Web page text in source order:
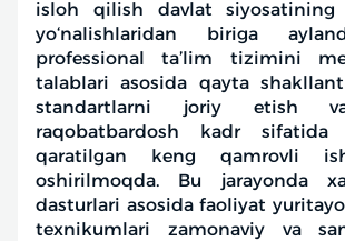
isloh qilish davlat siyosatining
yo‘nalishlaridan biriga
professional ta’lim tizimini
talablari asosida qayta
standartlarni joriy etish
raqobatbardosh kadr sifatida
qaratilgan keng qamrovli
oshirilmoqda. Bu jarayonda
dasturlari asosida faoliyat
texnikumlari zamonaviy va